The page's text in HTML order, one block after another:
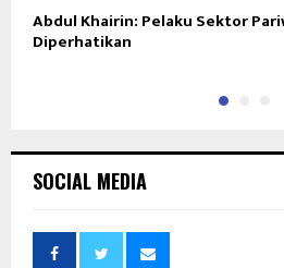
Abdul Khairin: Pelaku Sektor
Diperhatikan
SOCIAL MEDIA